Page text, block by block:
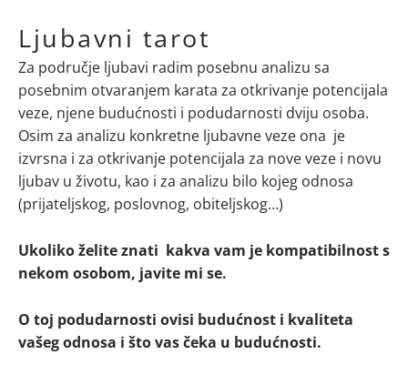
Ljubavni tarot
Za područje ljubavi radim posebnu analizu sa
posebnim otvaranjem karata za otkrivanje potencijala
veze, njene budućnosti i podudarnosti dviju osoba.
Osim za analizu konkretne ljubavne veze ona je
izvrsna i za otkrivanje potencijala za nove veze i novu
ljubav u životu, kao i za analizu bilo kojeg odnosa
(prijateljskog, poslovnog, obiteljskog…)
Ukoliko želite znati kakva vam je kompatibilnost s
nekom osobom, javite mi se.
O toj podudarnosti ovisi budućnost i kvaliteta
vašeg odnosa i što vas čeka u budućnosti.